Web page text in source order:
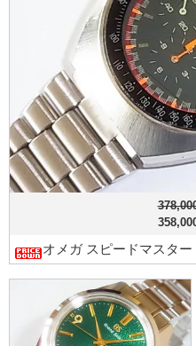
オメガ スピードマスタ